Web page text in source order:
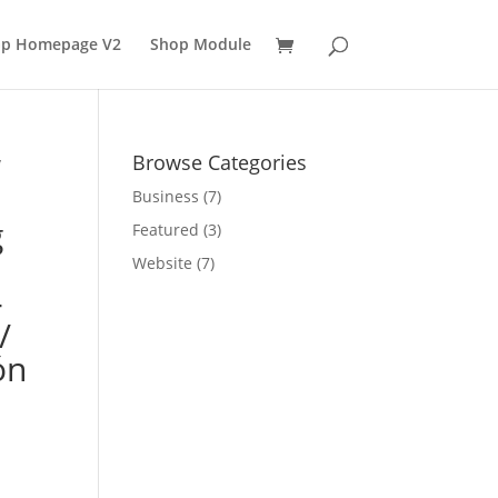
Homepage V2 Shop Module
Browse Categories
Business (7)
Featured (3)
Website (7)